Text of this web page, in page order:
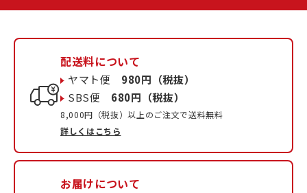
配送料について
ヤマト便 980円（税抜）
SBS便 680円（税抜）
8,000円（税抜）以上のご注文で送料無料
詳しくはこちら
お届けについて